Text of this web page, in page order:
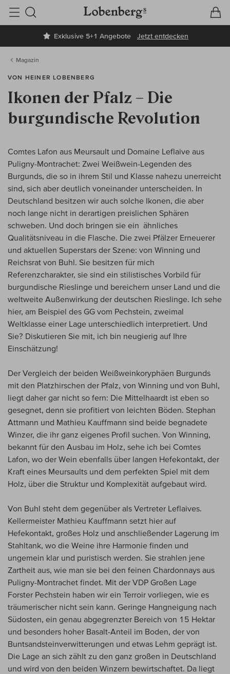
Exklusive 5+1 Angebote Jetzt entdecken
Suche
Magazin
VON HEINER LOBENBERG
Ikonen der Pfalz – Die
burgundische Revolution
Comtes Lafon aus Meursault und Domaine Leflaive aus
Puligny-Montrachet: Zwei Weißwein-Legenden des
Burgunds, die so in ihrem Stil und Klasse nahezu unerreicht
sind, sich aber deutlich voneinander unterscheiden. In
Deutschland besitzen wir auch solche Ikonen, die aber
noch lange nicht in derartigen preislichen Sphären
schweben. Und doch bringen sie ein ähnliches
Qualitätsniveau in die Flasche. Die zwei Pfälzer Erneuerer
und aktuellen Superstars der Szene: von Winning und
Reichsrat von Buhl. Sie besitzen für mich
Referenzcharakter, sie sind ein stilistisches Vorbild für
burgundische Rieslinge und bereichern unser Land und die
weltweite Außenwirkung der deutschen Rieslinge. Ich sehe
hier, am Beispiel des GG vom Pechstein, zweimal
Weltklasse einer Lage unterschiedlich interpretiert. Und
Sie? Diskutieren Sie mit, ich bin neugierig auf Ihre
Einschätzung!
Der Vergleich der beiden Weißweinkoryphäen Burgunds
mit den Platzhirschen der Pfalz, von Winning und von Buhl,
liegt daher gar nicht so fern: Die Mittelhaardt ist eben so
gesegnet, denn sie profitiert von leichten Böden. Stephan
Attmann und Mathieu Kauffmann sind beide begnadete
Winzer, die ihr ganz eigenes Profil suchen. Von Winning,
bekannt für den Ausbau im Holz, sehe ich bei Comtes
Lafon, wo der Wein ebenfalls über langen Hefekontakt, der
Kraft eines Meursaults und dem perfekten Spiel mit dem
Holz, über die Struktur und Komplexität aufgebaut wird.
Von Buhl steht dem gegenüber als Vertreter Leflaives.
Kellermeister Mathieu Kauffmann setzt hier auf
Hefekontakt, großes Holz und anschließender Lagerung im
Stahltank, wo die Weine ihre Harmonie finden und
ungemein klar und puristisch werden. Sie strahlen jene
Zartheit aus, wie man sie bei den feinen Chardonnays aus
Puligny-Montrachet findet. Mit der VDP Großen Lage
Forster Pechstein haben wir ein Terroir vorliegen, wie es
träumerischer nicht sein kann. Geringe Hangneigung nach
Südosten, ein genau abgegrenzter Bereich von 15 Hektar
und besonders hoher Basalt-Anteil im Boden, der von
Buntsandsteinverwitterungen und etwas Lehm geprägt ist.
Die Lage an sich zählt zu den ganz großen in Deutschland
und wird von den beiden Winzern bewirtschaftet. Da liegt